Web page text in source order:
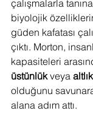
çalışmalarla
biyolojik
güden kafatası
çıktı. Morton,
kapasiteleri
üstünlük veya altlık
olduğunu
alana adım attı.